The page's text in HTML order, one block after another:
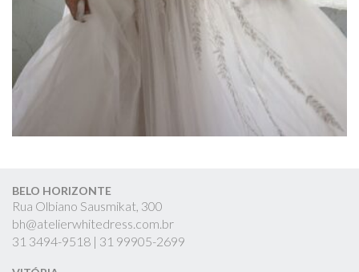
BELO HORIZONTE
Rua Olbiano Sausmikat, 300
bh@atelierwhitedress.com.br
31 3494-9518 | 31 99905-2699